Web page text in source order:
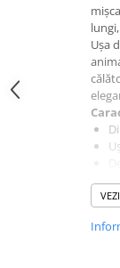
Hrană Umedă
Pisică Junior
Ușa